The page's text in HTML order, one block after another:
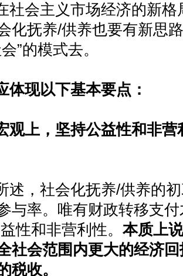
社会主义市场经济的新
化抚养/供养也要有新思
”的模式去。
体现以下基本要点：
观上，坚持公益性和非
述，社会化抚养/供养的
与率。唯有财政转移支
性和非营利性。 本质上
社会范围内更大的经济
税收。